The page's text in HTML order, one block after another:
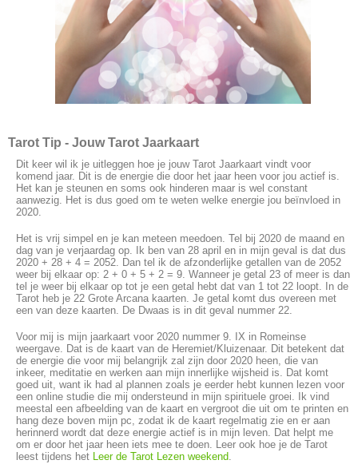
Tarot Tip - Jouw Tarot Jaarkaart
Dit keer wil ik je uitleggen hoe je jouw Tarot Jaarkaart vindt voor
komend jaar. Dit is de energie die door het jaar heen voor jou actief is.
Het kan je steunen en soms ook hinderen maar is wel constant
aanwezig. Het is dus goed om te weten welke energie jou beïnvloed in
2020.
Het is vrij simpel en je kan meteen meedoen. Tel bij 2020 de maand en
dag van je verjaardag op. Ik ben van 28 april en in mijn geval is dat dus
2020 + 28 + 4 = 2052. Dan tel ik de afzonderlijke getallen van de 2052
weer bij elkaar op: 2 + 0 + 5 + 2 = 9. Wanneer je getal 23 of meer is dan
tel je weer bij elkaar op tot je een getal hebt dat van 1 tot 22 loopt. In de
Tarot heb je 22 Grote Arcana kaarten. Je getal komt dus overeen met
een van deze kaarten. De Dwaas is in dit geval nummer 22.
Voor mij is mijn jaarkaart voor 2020 nummer 9. IX in Romeinse
weergave. Dat is de kaart van de Heremiet/Kluizenaar. Dit betekent dat
de energie die voor mij belangrijk zal zijn door 2020 heen, die van
inkeer, meditatie en werken aan mijn innerlijke wijsheid is. Dat komt
goed uit, want ik had al plannen zoals je eerder hebt kunnen lezen voor
een online studie die mij ondersteund in mijn spirituele groei. Ik vind
meestal een afbeelding van de kaart en vergroot die uit om te printen en
hang deze boven mijn pc, zodat ik de kaart regelmatig zie en er aan
herinnerd wordt dat deze energie actief is in mijn leven. Dat helpt me
om er door het jaar heen iets mee te doen. Leer ook hoe je de Tarot
leest tijdens het Leer de Tarot Lezen weekend.